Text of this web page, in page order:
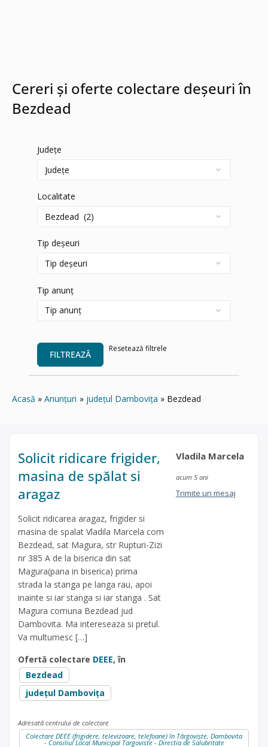
Cereri și oferte colectare deșeuri în
Bezdead
Județe
Localitate
Tip deșeuri
Tip anunț
FILTREAZĂ
Resetează filtrele
Acasă Anunțuri județul Dambovița Bezdead
Solicit ridicare frigider,
masina de spălat si
aragaz
Solicit ridicarea aragaz, frigider si
masina de spalat Vladila Marcela com
Bezdead, sat Magura, str Rupturi-Zizi
nr 385 A de la biserica din sat
Magura(pana in biserica) prima
strada la stanga pe langa rau, apoi
inainte si iar stanga si iar stanga . Sat
Magura comuna Bezdead jud
Dambovita. Ma intereseaza si pretul.
Va multumesc […]
Ofertă colectare DEEE, în
Bezdead
județul Dambovița
Vladila Marcela
acum 5 ani
Trimite un mesaj
Adresată centrului de colectare
Colectare DEEE (frigidere, televizoare, telefoane) în Târgoviște, Dambovita
- Consiliul Local Municipal Targoviste - Directia de Salubritate